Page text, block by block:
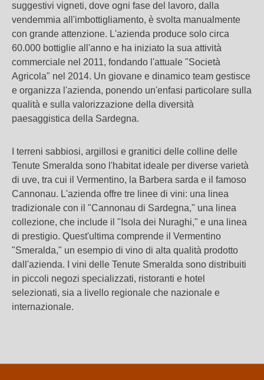
suggestivi vigneti, dove ogni fase del lavoro, dalla
vendemmia all'imbottigliamento, è svolta manualmente
con grande attenzione. L'azienda produce solo circa
60.000 bottiglie all'anno e ha iniziato la sua attività
commerciale nel 2011, fondando l'attuale "Società
Agricola" nel 2014. Un giovane e dinamico team gestisce
e organizza l'azienda, ponendo un'enfasi particolare sulla
qualità e sulla valorizzazione della diversità
paesaggistica della Sardegna.
I terreni sabbiosi, argillosi e granitici delle colline delle
Tenute Smeralda sono l'habitat ideale per diverse varietà
di uve, tra cui il Vermentino, la Barbera sarda e il famoso
Cannonau. L'azienda offre tre linee di vini: una linea
tradizionale con il "Cannonau di Sardegna," una linea
collezione, che include il "Isola dei Nuraghi," e una linea
di prestigio. Quest'ultima comprende il Vermentino
"Smeralda," un esempio di vino di alta qualità prodotto
dall'azienda. I vini delle Tenute Smeralda sono distribuiti
in piccoli negozi specializzati, ristoranti e hotel
selezionati, sia a livello regionale che nazionale e
internazionale.